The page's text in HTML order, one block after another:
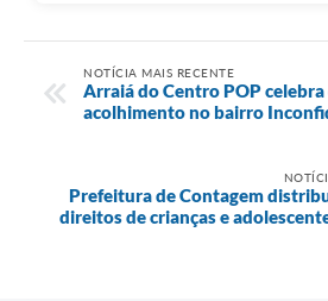
NOTÍCIA MAIS RECENTE
Arraiá do Centro POP
acolhimento no bairro
Prefeitura de Contagem
direitos de crianças e